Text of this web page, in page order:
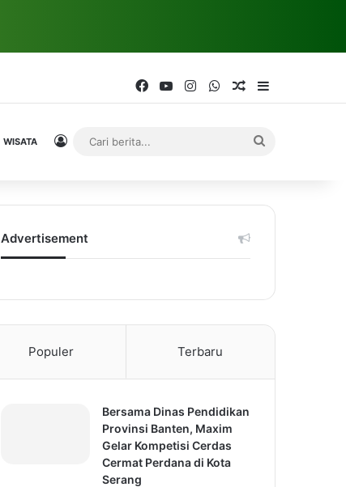
FacebookYouTubeInstagramWhatsAppRandom Article
WISATA Log In
Advertisement
Populer Terbaru
Bersama Dinas Pendidikan
Provinsi Banten, Maxim
Gelar Kompetisi Cerdas
Cermat Perdana di Kota
Serang